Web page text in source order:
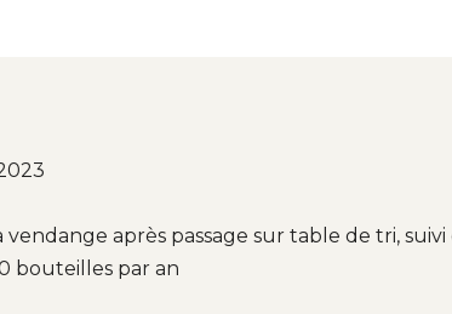
vendange après passage sur table de tri,
bouteilles par an